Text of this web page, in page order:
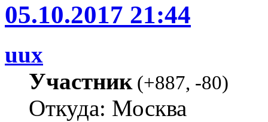
05.10.2017 21:44
uux
Участник(+887, -80)
Откуда: Москва